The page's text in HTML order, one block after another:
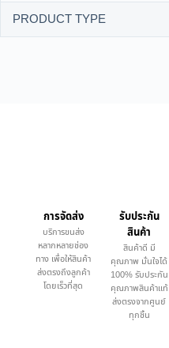
PRODUCT TYPE
การจัดส่ง
บริการขนส่ง
หลากหลายช่อง
ทาง เพื่อให้สินค้า
ส่งตรงถึงลูกค้า
โดยเร็วที่สุด
รับประกัน
สินค้า
สินค้าดี มี
คุณภาพ มั่นใจได้
100% รับประกัน
คุณภาพสินค้าแท้
ส่งตรงจากศูนย์
ทุกชิ้น